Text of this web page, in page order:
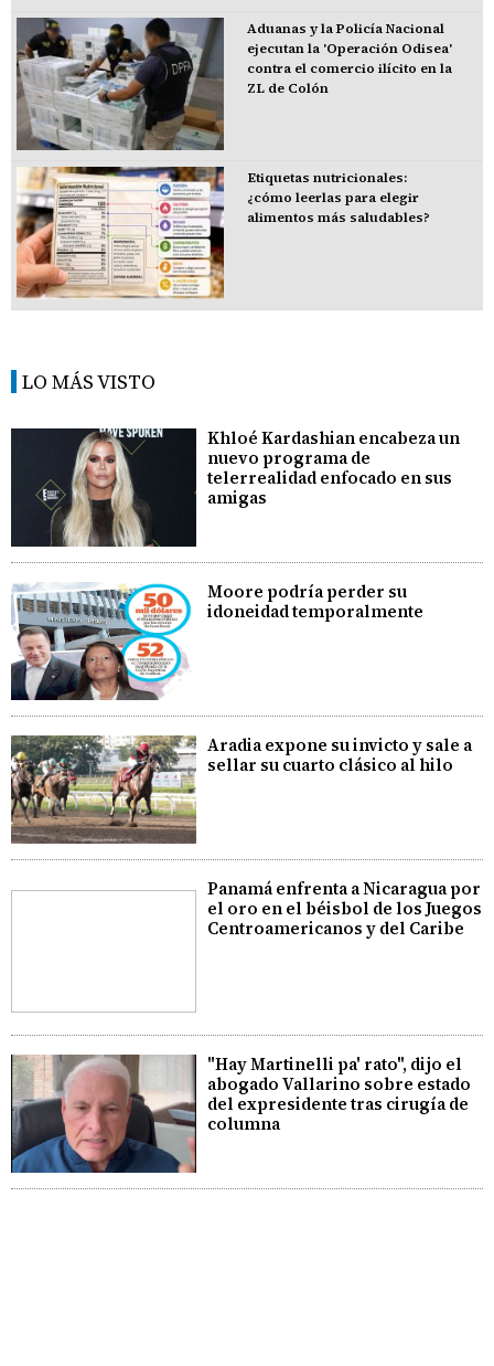
Aduanas y la Policía Nacional
ejecutan la 'Operación Odisea'
contra el comercio ilícito en la
ZL de Colón
Etiquetas nutricionales:
¿cómo leerlas para elegir
alimentos más saludables?
LO MÁS VISTO
Khloé Kardashian encabeza un
nuevo programa de
telerrealidad enfocado en sus
amigas
Moore podría perder su
idoneidad temporalmente
Aradia expone su invicto y sale a
sellar su cuarto clásico al hilo
Panamá enfrenta a Nicaragua por
el oro en el béisbol de los Juegos
Centroamericanos y del Caribe
"Hay Martinelli pa' rato", dijo el
abogado Vallarino sobre estado
del expresidente tras cirugía de
columna